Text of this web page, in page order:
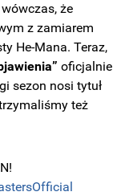
że
z zamiarem
He-Mana. Teraz,
oficjalnie
sezon nosi tytuł
też